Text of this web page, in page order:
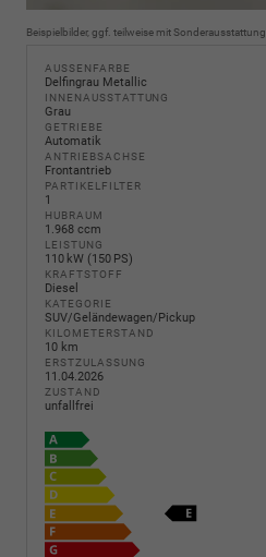
Beispielbilder, ggf. teilweise mit Sonderausstattung
AUSSENFARBE
Delfingrau Metallic
INNENAUSSTATTUNG
Grau
GETRIEBE
Automatik
ANTRIEBSACHSE
Frontantrieb
PARTIKELFILTER
1
HUBRAUM
1.968 ccm
LEISTUNG
110 kW (150 PS)
KRAFTSTOFF
Diesel
KATEGORIE
SUV/Geländewagen/Pickup
KILOMETERSTAND
10 km
ERSTZULASSUNG
11.04.2026
ZUSTAND
unfallfrei